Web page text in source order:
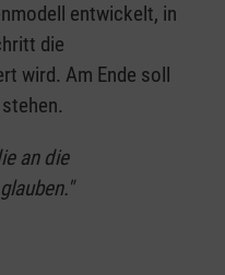
entwickelt, in
die
wird. Am Ende soll
an die